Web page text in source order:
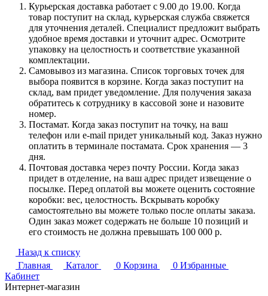
Курьерская доставка работает с 9.00 до 19.00. Когда
товар поступит на склад, курьерская служба свяжется
для уточнения деталей. Специалист предложит выбрать
удобное время доставки и уточнит адрес. Осмотрите
упаковку на целостность и соответствие указанной
комплектации.
Самовывоз из магазина. Список торговых точек для
выбора появится в корзине. Когда заказ поступит на
склад, вам придет уведомление. Для получения заказа
обратитесь к сотруднику в кассовой зоне и назовите
номер.
Постамат. Когда заказ поступит на точку, на ваш
телефон или e-mail придет уникальный код. Заказ нужно
оплатить в терминале постамата. Срок хранения — 3
дня.
Почтовая доставка через почту России. Когда заказ
придет в отделение, на ваш адрес придет извещение о
посылке. Перед оплатой вы можете оценить состояние
коробки: вес, целостность. Вскрывать коробку
самостоятельно вы можете только после оплаты заказа.
Один заказ может содержать не больше 10 позиций и
его стоимость не должна превышать 100 000 р.
Назад к списку
Главная
Каталог 0 Корзина 0 Избранные
Кабинет
Интернет-магазин